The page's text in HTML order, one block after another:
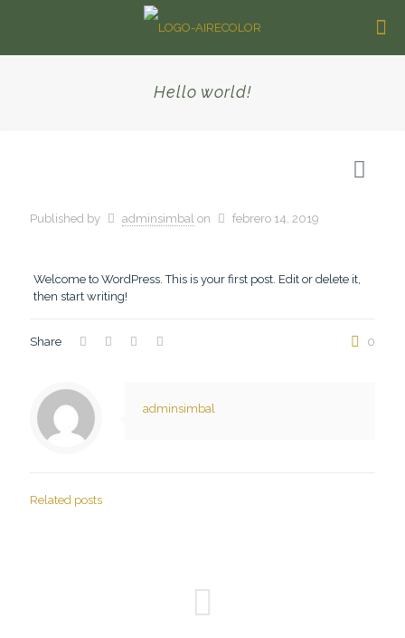
Hello world!
Published by adminsimbal on febrero 14, 2019
Welcome to WordPress. This is your first post. Edit or delete it,
then start writing!
Share 0
adminsimbal
Related posts